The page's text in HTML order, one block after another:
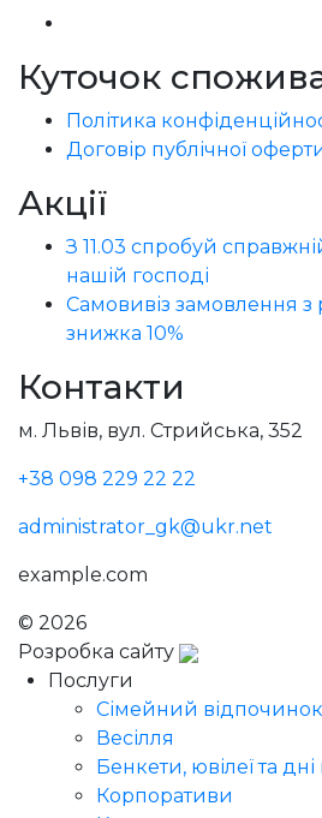
Куточок
Політика
Договір публічної
Акції
З 11.03 спробуй
нашій господі
Самовивіз замовлення з
знижка 10%
Контакти
м. Львів, вул. Стрийська, 352
+38 098 229 22 22
administrator_gk@ukr.net
example.com
© 2026
Розробка сайту
Послуги
Сімейний відпочинок
Весілля
Бенкети, ювілеї та
Корпоративи